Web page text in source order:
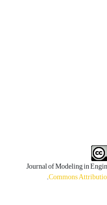
Journal of Modeling in
Commons
.